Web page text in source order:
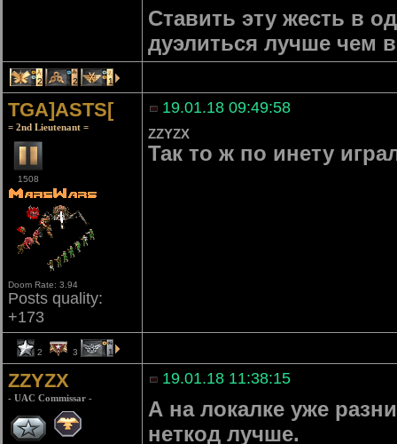
Ставить эту жесть в
дуэлиться лучше чем
2 2 1
TGA]ASTS[
= 2nd Lieutenant =
1508
Doom Rate: 3.94
Posts quality:
+173
19.01.18 09:49:58
ZZYZX
Так то ж по инету
2 3 1
ZZYZX
- UAC Commissar -
19.01.18 11:38:15
А на локалке уже
неткод лучше.